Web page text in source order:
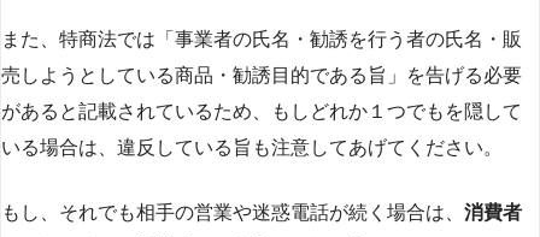
また、特商法では「事業者の氏名・勧誘を行う者の氏名・販
売しようとしている商品・勧誘目的である旨」を告げる必要
があると記載されているため、もしどれか１つでもを隠して
いる場合は、違反している旨も注意してあげてください。
もし、それでも相手の営業や迷惑電話が続く場合は、 消費者